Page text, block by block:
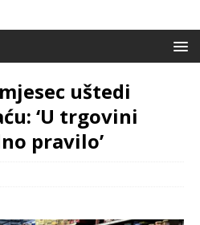
uštedi
‘U trgovini
pravilo’